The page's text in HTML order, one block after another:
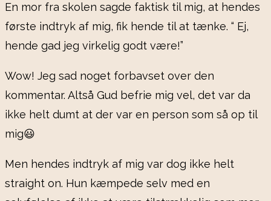
En mor fra skolen sagde faktisk til mig, at hendes
første indtryk af mig, fik hende til at tænke. “ Ej,
hende gad jeg virkelig godt være!”
Wow! Jeg sad noget forbavset over den
kommentar. Altså Gud befrie mig vel, det var da
ikke helt dumt at der var en person som så op til
mig😃
Men hendes indtryk af mig var dog ikke helt
straight on. Hun kæmpede selv med en